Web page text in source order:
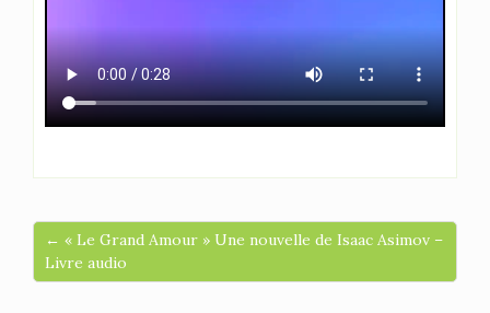
← « Le Grand Amour » Une nouvelle de Isaac Asimov –
Livre audio